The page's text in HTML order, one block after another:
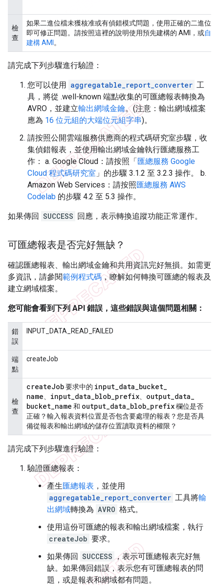
檢
查
如果二進位檔未獲核准或有偵錯模式問題，使用正確的二進位檔
即可修正問題。請按照這裡的說明使用預先建構的 AMI，或自行
建構 AMI。
請完成下列步驟進行驗證：
您可以使用 aggregatable_report_converter 工
具，將從 .well-known 端點收集的可匯總報表轉換為
AVRO，並建立輸出網域金鑰。(注意：輸出網域檔案
應為 16 位元組的大端位元組字串)。
請按照公開雲端服務供應商的程式碼研究室步驟，收
集偵錯報表，並使用輸出網域金鑰執行匯總服務工
作： a. Google Cloud：請按照「匯總服務 Google
Cloud 程式碼研究室 」的步驟 3.1.2 至 3.2.3 操作。 b.
Amazon Web Services：請按照匯總服務 AWS
Codelab 的步驟 4.2 至 5.3 操作。
如果傳回 SUCCESS 回應，表示轉換追蹤功能正常運作。
可匯總報表是否完好無缺？
確認匯總報表、輸出網域金鑰和共用資訊完好無損。如需更
多資訊，請參閱範例程式碼，瞭解如何轉換可匯總的報表及
建立網域檔案。
您可能會看到下列 API 錯誤，這些錯誤與這個問題相關：
錯
誤
INPUT_DATA_READ_FAILED
端
點
createJob
檢
查
createJob要求中的 input data bucket
name
input data blob prefix output data
bucket name 和 output data blob prefix欄位是否
正確？輸入報表資料位置是否包含要處理的報表？您是否具
備從報表和輸出網域的儲存位置讀取資料的權限？
請完成下列步驟進行驗證：
驗證匯總報表：
產生匯總報表 ，並使用
aggregatable_report_converter 工具將輸
出網域轉換為 AVRO 格式。
使用這份可匯總的報表和輸出網域檔案，執行
createJob 要求。
如果傳回 SUCCESS ，表示可匯總報表完好無
缺。如果傳回錯誤，表示您有可匯總報表的問
題，或是報表和網域都有問題。